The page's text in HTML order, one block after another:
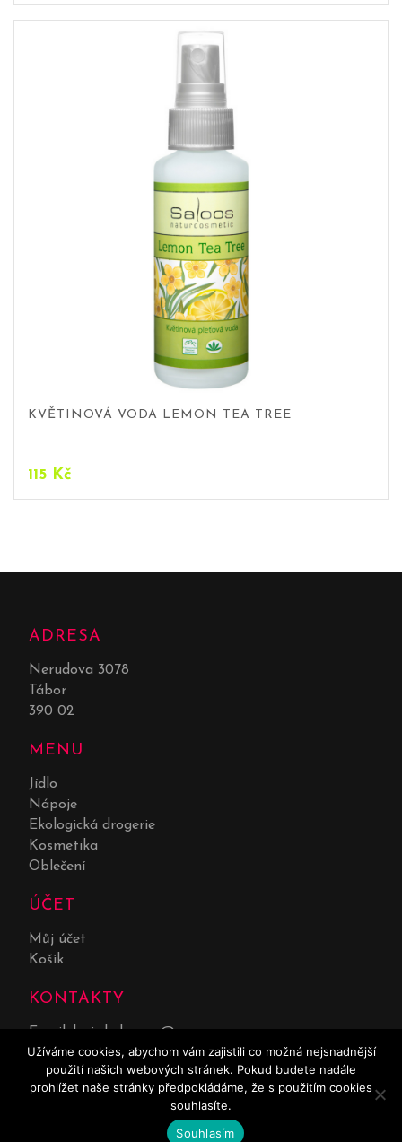
KVĚTINOVÁ VODA LEMON TEA TREE
115 Kč
ADRESA
Nerudova 3078
Tábor
390 02
MENU
Jídlo
Nápoje
Ekologická drogerie
Kosmetika
Oblečení
ÚČET
Můj účet
Košík
KONTAKTY
Email: lucie.kolarova@seznam.cz
Telefon:732 551 669
© 2017 E-shop vytvořila agenturaZest Brand
Užíváme cookies, abychom vám zajistili co možná nejsnadnější
použití našich webových stránek. Pokud budete nadále
prohlížet naše stránky předpokládáme, že s použitím cookies
souhlasíte.
Souhlasím